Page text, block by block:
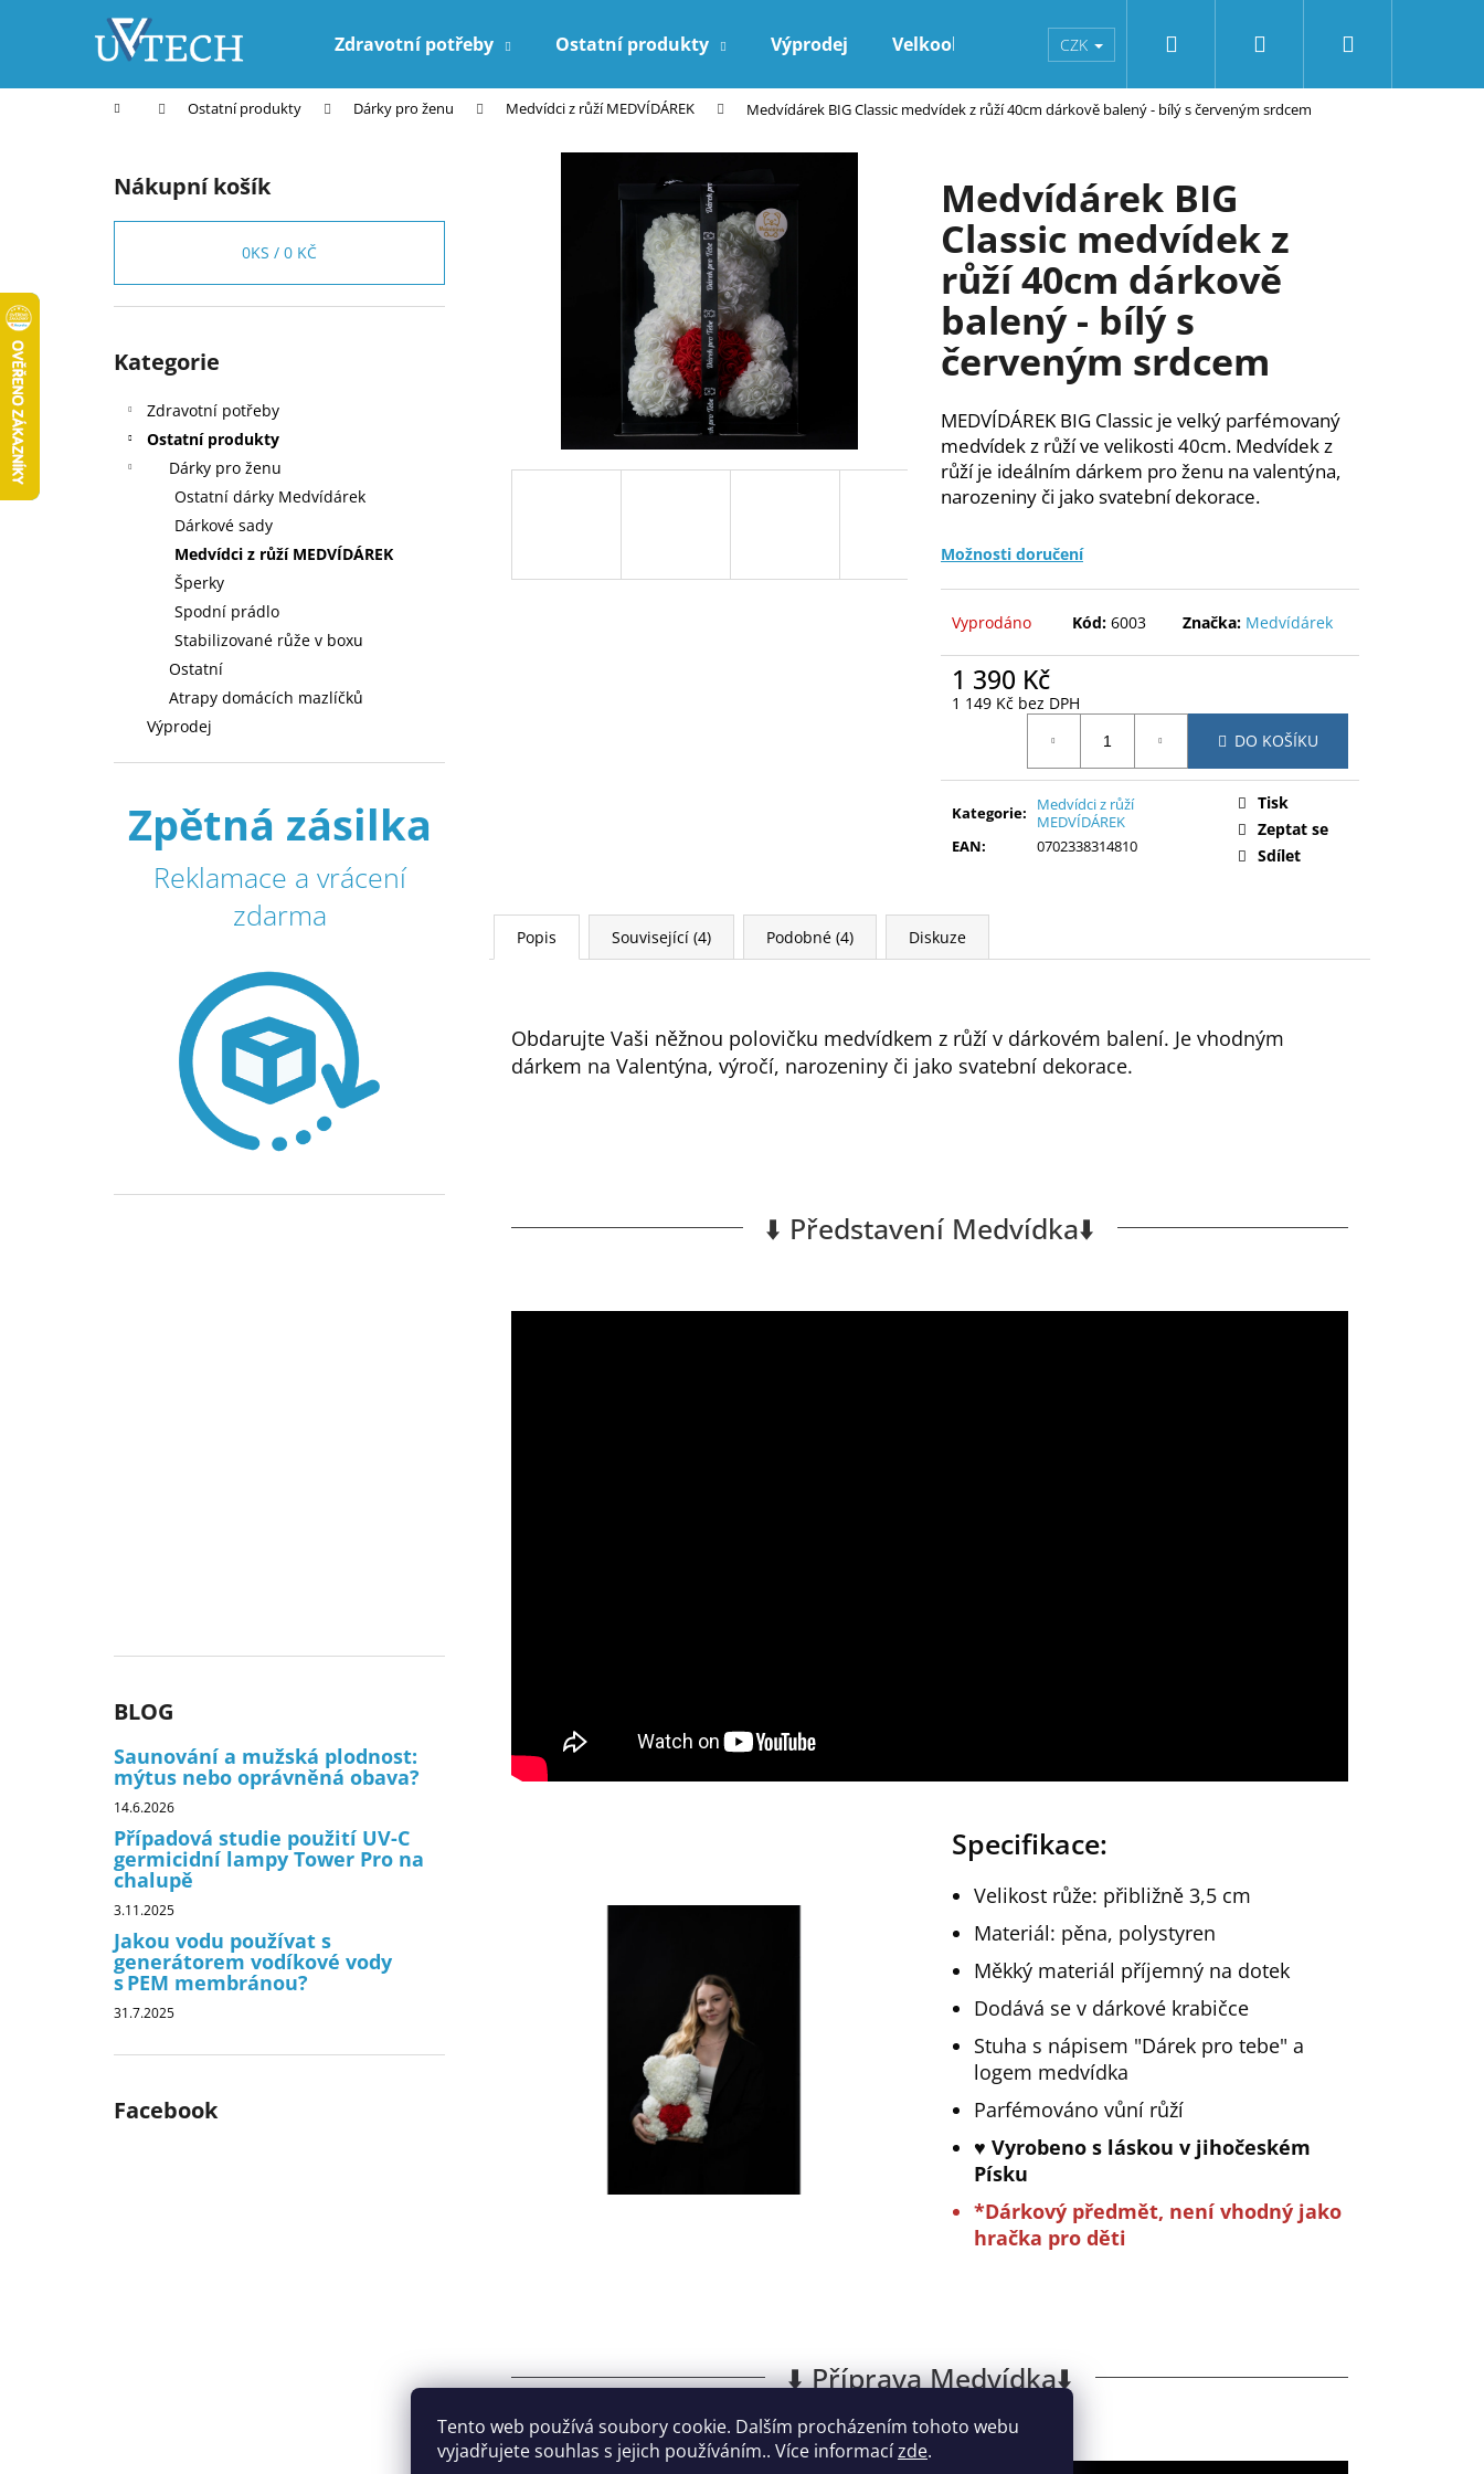
Tento web používá soubory cookie. Dalším procházením tohoto webu
vyjadřujete souhlas s jejich používáním.. Více informacízde.
Zdravotní potřeby Ostatní produkty Výprodej Velkoobchod Obchodní podmínky Kontakty
CZK Přihlášení
Domů Ostatní produkty Dárky pro ženu Medvídci z růží MEDVÍDÁREK Medvídárek BIG Classic medvídek z růží 40cm dárkově balený - bílý s červeným srdcem
Nákupní košík
0KS / 0 KČ
kategorie
Kategorie
Zdravotní potřeby
Ostatní produkty
Dárky pro ženu
Ostatní dárky Medvídárek
Dárkové sady
Medvídci z růží MEDVÍDÁREK
Šperky
Spodní prádlo
Stabilizované růže v boxu
Ostatní
Atrapy domácích mazlíčků
Výprodej
Zpětná zásilka
Reklamace a vrácení
zdarma
BLOG
Saunování a mužská plodnost:
mýtus nebo oprávněná obava?
14.6.2026
Případová studie použití UV-C
germicidní lampy Tower Pro na
chalupě
3.11.2025
Jakou vodu používat s
generátorem vodíkové vody
s PEM membránou?
31.7.2025
Facebook
Medvídárek BIG
Classic medvídek z
růží 40cm dárkově
balený - bílý s
červeným srdcem
MEDVÍDÁREK BIG Classic je velký parfémovaný
medvídek z růží ve velikosti 40cm. Medvídek z
růží je ideálním dárkem pro ženu na valentýna,
narozeniny či jako svatební dekorace.
Možnosti doručení
Vyprodáno Kód: 6003 Značka: Medvídárek
1 390 Kč
1 149 Kč bez DPH
DO KOŠÍKU
Kategorie:
Medvídci z růží
MEDVÍDÁREK
EAN: 0702338314810
Tisk
Zeptat se
Sdílet
Popis Související (4) Podobné (4) Diskuze
Obdarujte Vaši něžnou polovičku medvídkem z růží v dárkovém balení. Je vhodným
dárkem na Valentýna, výročí, narozeniny či jako svatební dekorace.
⬇️ Představení Medvídka⬇️
Specifikace:
Velikost růže: přibližně 3,5 cm
Materiál: pěna, polystyren
Měkký materiál příjemný na dotek
Dodává se v dárkové krabičce
Stuha s nápisem "Dárek pro tebe" a
logem medvídka
Parfémováno vůní růží
♥️ Vyrobeno s láskou v jihočeském
Písku
*Dárkový předmět, není vhodný jako
hračka pro děti
⬇️ Příprava Medvídka⬇️
í
Zpět
do
Zpět
do
Co potřebujete najít?
HLEDAT
Doporučujeme